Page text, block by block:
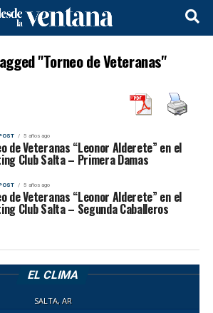
"Torneo de Veteranas"
5 años ago
de Veteranas “Leonor Alderete” en el
Club Salta – Primera Damas
5 años ago
de Veteranas “Leonor Alderete” en el
Club Salta – Segunda Caballeros
EL CLIMA
SALTA, AR